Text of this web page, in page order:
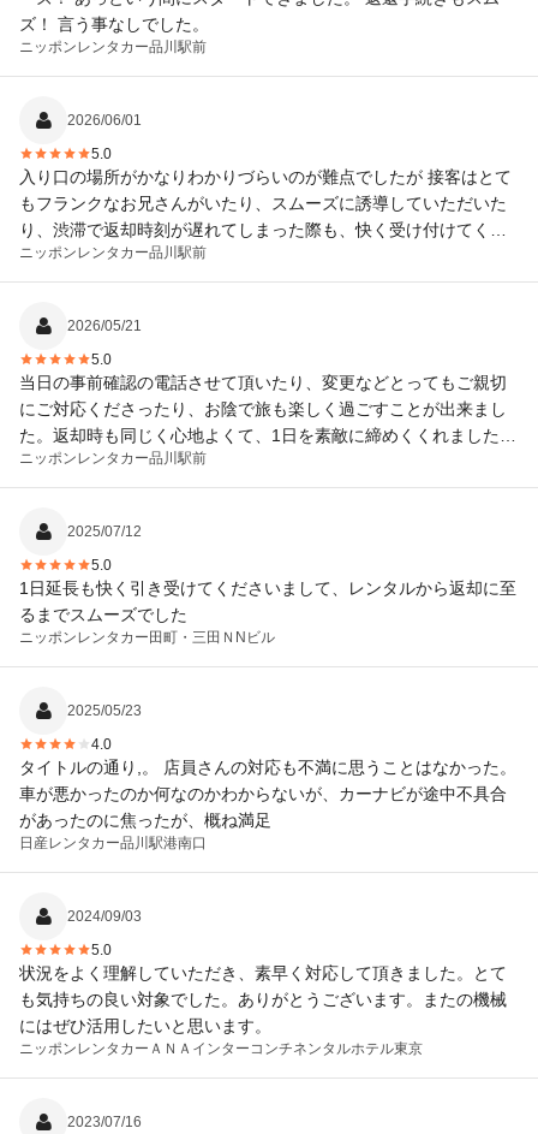
ズ！ 言う事なしでした。
ニッポンレンタカー品川駅前
2026/06/01
5.0
入り口の場所がかなりわかりづらいのが難点でしたが 接客はとて
もフランクなお兄さんがいたり、スムーズに誘導していただいた
り、渋滞で返却時刻が遅れてしまった際も、快く受け付けてくだ
さったりと、とても快適にレンタルすることができました。この
度はありがとうございました。
ニッポンレンタカー品川駅前
2026/05/21
5.0
当日の事前確認の電話させて頂いたり、変更などとってもご親切
にご対応くださったり、お陰で旅も楽しく過ごすことが出来まし
た。返却時も同じく心地よくて、1日を素敵に締めくくれました。
ありがとうございます。
ニッポンレンタカー品川駅前
2025/07/12
5.0
1日延長も快く引き受けてくださいまして、レンタルから返却に至
るまでスムーズでした
ニッポンレンタカー田町・三田ＮNビル
2025/05/23
4.0
タイトルの通り,。 店員さんの対応も不満に思うことはなかった。
車が悪かったのか何なのかわからないが、カーナビが途中不具合
があったのに焦ったが、概ね満足
日産レンタカー品川駅港南口
2024/09/03
5.0
状況をよく理解していただき、素早く対応して頂きました。とて
も気持ちの良い対象でした。ありがとうございます。またの機械
にはぜひ活用したいと思います。
ニッポンレンタカー ＡＮＡインターコンチネンタルホテル東京
2023/07/16